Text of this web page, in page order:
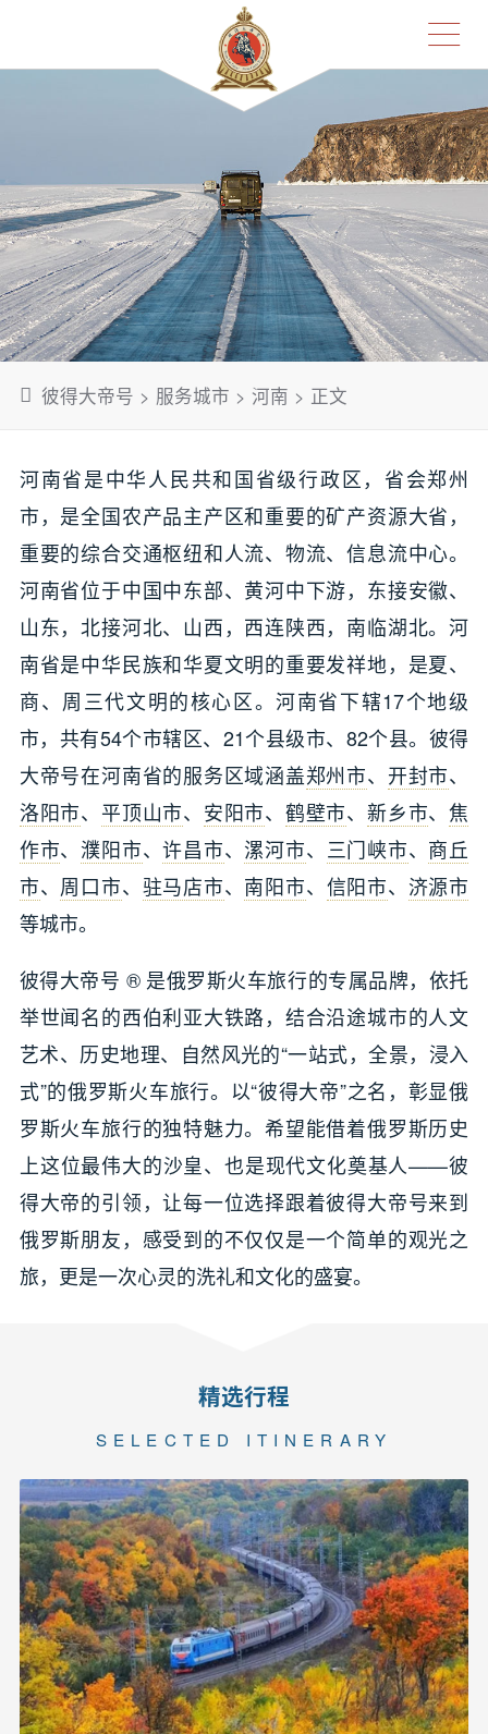
彼得大帝号 > 服务城市 > 河南 > 正文
河南省是中华人民共和国省级行政区，省会郑州
市，是全国农产品主产区和重要的矿产资源大省，
重要的综合交通枢纽和人流、物流、信息流中心。
河南省位于中国中东部、黄河中下游，东接安徽、
山东，北接河北、山西，西连陕西，南临湖北。河
南省是中华民族和华夏文明的重要发祥地，是夏、
商、周三代文明的核心区。河南省下辖17个地级
市，共有54个市辖区、21个县级市、82个县。彼得
大帝号在河南省的服务区域涵盖郑州市、 开封市、
洛阳市、 平顶山市、 安阳市、 鹤壁市、新乡市、焦
作市、濮阳市、许昌市、 漯河市、 三门峡市、 商丘
市、 周口市、 驻马店市、 南阳市、 信阳市、 济源市
等城市。
彼得大帝号 ® 是俄罗斯火车旅行的专属品牌，依托
举世闻名的西伯利亚大铁路，结合沿途城市的人文
艺术、历史地理、自然风光的“一站式，全景，浸入
式”的俄罗斯火车旅行。以“彼得大帝”之名，彰显俄
罗斯火车旅行的独特魅力。希望能借着俄罗斯历史
上这位最伟大的沙皇、也是现代文化奠基人——彼
得大帝的引领，让每一位选择跟着彼得大帝号来到
俄罗斯朋友，感受到的不仅仅是一个简单的观光之
旅，更是一次心灵的洗礼和文化的盛宴。
精选行程
SELECTED ITINERARY